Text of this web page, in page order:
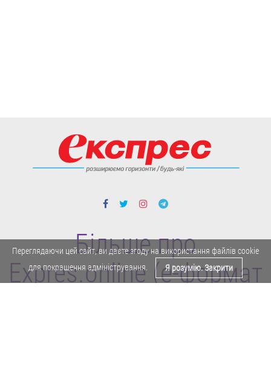
Більше про
Expres.online (e-формат
Переглядаючи цей сайт, ви даєте згоду на використання файлів cookie
для покращення адміністрування.
Я розумію. Закрити